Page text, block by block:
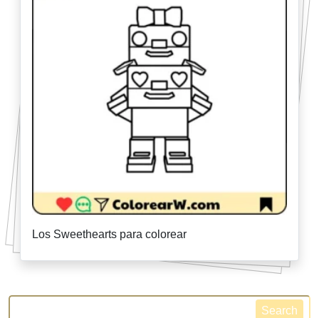
Los Sweethearts para colorear
Search